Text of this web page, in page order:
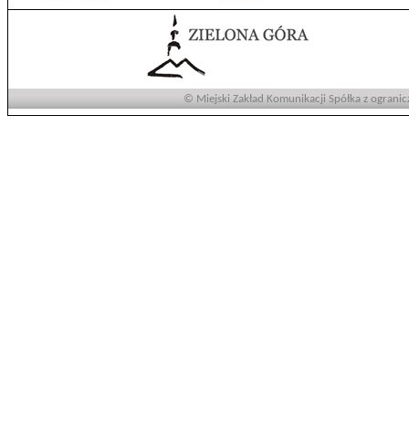
© Miejski Zakład Komunikacji Spółka z